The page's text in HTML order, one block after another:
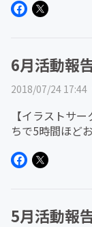
も同士で意見を
6月活動報
2018/07/24 17:44
【イラストサ
ちで5時間ほど
部員の子どもた
5月活動報